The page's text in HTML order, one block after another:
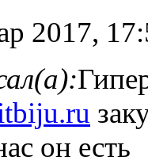
2017,
он есть